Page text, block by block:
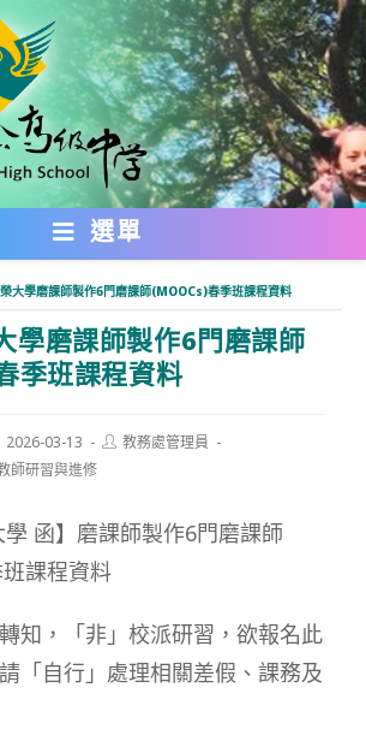
選單
大學磨課師製作6門磨課師(MOOCs)春季班課程資料
學磨課師製作6門磨課師
季班課程資料
2026-03-13
Post教務處管理員
師研習與進修
學 函】磨課師製作6門磨課師
課程資料
轉知，「非」校派研習，欲報名此
「自行」處理相關差假、課務及